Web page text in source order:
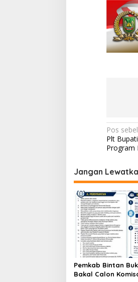
N
a
i
g
a
s
i
p
o
s
Pos
Plt
Program
Jangan
Pemkab Bintan
Bakal Calon